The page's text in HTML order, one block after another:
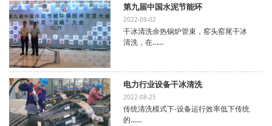
第九届中国水泥节能环
2022-09-02
干冰清洗余热锅炉管束，窑头窑尾干冰
清洗，在……
电力行业设备干冰清洗
2022-08-25
传统清洗模式下-设备运行效率低下传统
的……